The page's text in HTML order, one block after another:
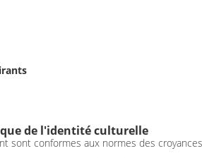
de l'identité culturelle
sont conformes aux normes des